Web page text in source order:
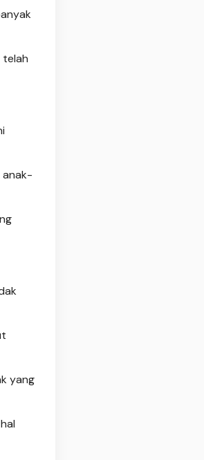
telah
anak-
yang